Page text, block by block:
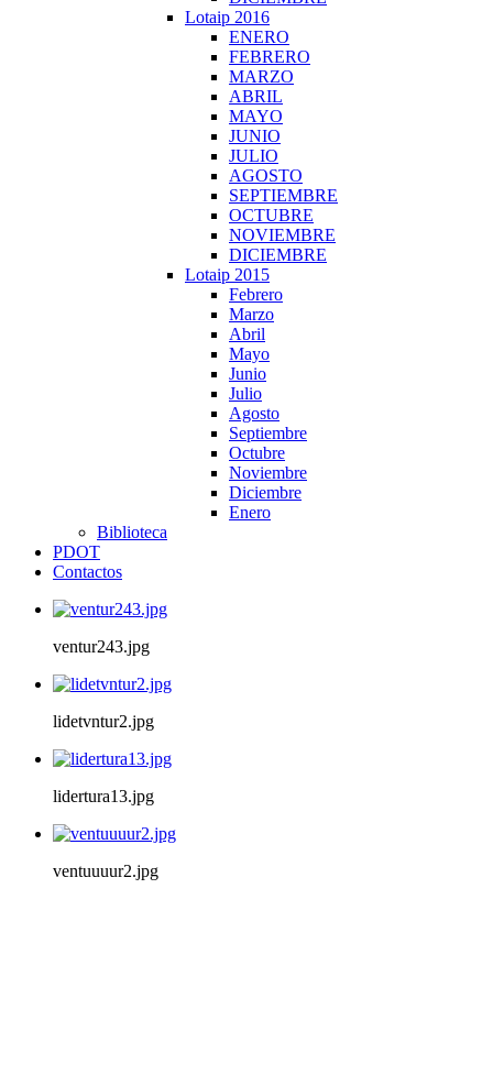
Lotaip 2016
ENERO
FEBRERO
MARZO
ABRIL
MAYO
JUNIO
JULIO
AGOSTO
SEPTIEMBRE
OCTUBRE
NOVIEMBRE
DICIEMBRE
Lotaip 2015
Febrero
Marzo
Abril
Mayo
Junio
Julio
Agosto
Septiembre
Octubre
Noviembre
Diciembre
Enero
Biblioteca
PDOT
Contactos
ventur243.jpg
lidetvntur2.jpg
lidertura13.jpg
ventuuuur2.jpg